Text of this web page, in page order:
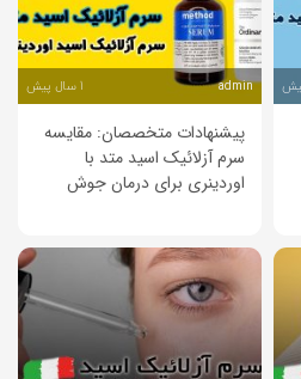
admin
پیشنهادات متخصصان: مقایسه
سرم آزلائیک اسید متد با
اوردینری برای درمان جوش